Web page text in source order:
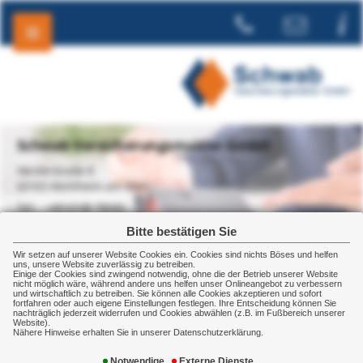
Bitte bestätigen Sie
Wir setzen auf unserer Website Cookies ein. Cookies sind nichts Böses und helfen
uns, unsere Website zuverlässig zu betreiben.
Einige der Cookies sind zwingend notwendig, ohne die der Betrieb unserer Website
nicht möglich wäre, während andere uns helfen unser Onlineangebot zu verbessern
und wirtschaftlich zu betreiben. Sie können alle Cookies akzeptieren und sofort
fortfahren oder auch eigene Einstellungen festlegen. Ihre Entscheidung können Sie
nachträglich jederzeit widerrufen und Cookies abwählen (z.B. im Fußbereich unserer
Website).
Nähere Hinweise erhalten Sie in unserer Datenschutzerklärung.
Schwab Versicherungsmakler GmbH
Herderstraße 8
63165 Mühl­heim am Main
+49 6108 78265
+49 6108 990727
Gewerbe Sachversicherung Betriebsgebäudeversicherung
Gebäudeversicherung
Wo rohe Kräfte walten: Optimaler Schutz durch